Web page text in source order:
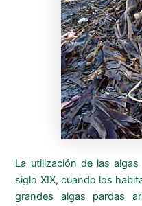
La utilización de las
siglo XIX, cuando los
grandes algas pardas